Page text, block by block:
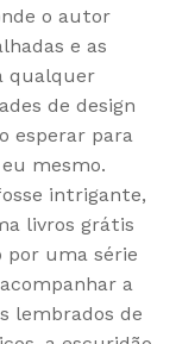
o autor
e as
qualquer
de design
esperar para
mesmo.
intrigante,
livros grátis
por uma série
a
lembrados de